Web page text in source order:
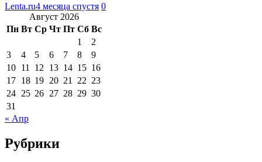
Lenta.ru4 месяца спустя 0
Август 2026
Пн Вт Ср Чт Пт Сб Вс
1
2
3
4 5 6 7 8
9
10 11 12 13 14 15 16
17 18 19 20 21 22 23
24 25 26 27 28 29 30
31
« Апр
Рубрики